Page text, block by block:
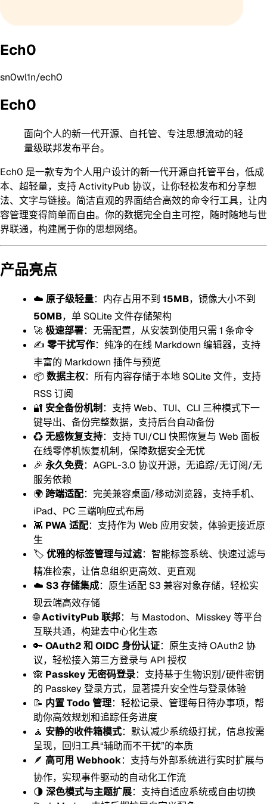
Ech0
sn0wl1n/ech0
Ech0
面向个人的新一代开源、自托管、专注思想流动的轻
量级联邦发布平台。
Ech0 是一款专为个人用户设计的新一代开源自托管平台，低成
本、超轻量，支持 ActivityPub 协议，让你轻松发布和分享想
法、文字与链接。简洁直观的界面结合高效的命令行工具，让内
容管理变得简单而自由。你的数据完全自主可控，随时随地与世
界联通，构建属于你的思想网络。
产品亮点
☁️ 原子级轻量：内存占用不到 15MB，镜像大小不到
50MB，单 SQLite 文件存储架构
🚀极速部署：无需配置，从安装到使用只需 1 条命令
✍️ 零干扰写作：纯净的在线 Markdown 编辑器，支持
丰富的 Markdown 插件与预览
📦 数据主权：所有内容存储于本地 SQLite 文件，支持
RSS 订阅
🔐 安全备份机制 ：支持 Web、TUI、CLI 三种模式下一
键导出、备份完整数据，支持后台自动备份
♻️无感恢复支持：支持 TUI/CLI 快照恢复与 Web 面板
在线零停机恢复机制，保障数据安全无忧
🎉 永久免费：AGPL-3.0 协议开源，无追踪/无订阅/无
服务依赖
🌍跨端适配：完美兼容桌面/移动浏览器，支持手机、
iPad、PC 三端响应式布局
👾 PWA 适配：支持作为 Web 应用安装，体验更接近原
生
🏷️ 优雅的标签管理与过滤：智能标签系统、快速过滤与
精准检索，让信息组织更高效、更直观
☁️ S3 存储集成：原生适配 S3 兼容对象存储，轻松实
现云端高效存储
🌐ActivityPub 联邦：与 Mastodon、Misskey 等平台
互联共通，构建去中心化生态
🔑 OAuth2 和 OIDC 身份认证：原生支持 OAuth2 协
议，轻松接入第三方登录与 API 授权
🙈 Passkey 无密码登录：支持基于生物识别/硬件密钥
的 Passkey 登录方式，显著提升安全性与登录体验
📝 内置 Todo 管理：轻松记录、管理每日待办事项，帮
助你高效规划和追踪任务进度
🧘 安静的收件箱模式：默认减少系统级打扰，信息按需
呈现，回归工具“辅助而不干扰”的本质
🪶 高可用 Webhook：支持与外部系统进行实时扩展与
协作，实现事件驱动的自动化工作流
🌗 深色模式与主题扩展：支持自适应系统或自由切换